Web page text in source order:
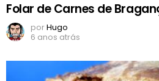
Folar de Carnes de
porHugo
6 anos atrás